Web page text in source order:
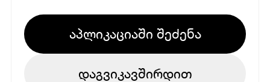
აპლიკაციაში შეძენა
დაგვიკავშირდით